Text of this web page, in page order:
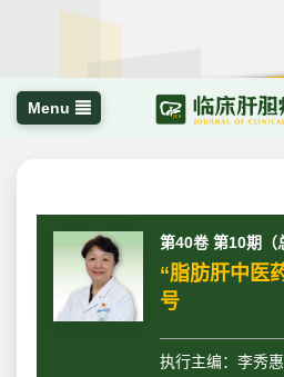
Menu
第40卷 第10期（
“脂肪肝中医
号
执行主编：李秀惠